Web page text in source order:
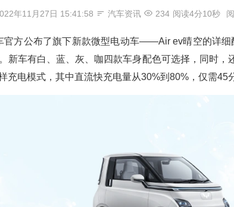
年11月27日 15:41:58 汽车资讯 234 阅读4分10秒
官方公布了旗下新款微型电动车——Air ev晴空的详细
新车有白、蓝、灰、咖四款车身配色可选择，同时，
充电模式，其中直流快充电量从30%到80%，仅需45